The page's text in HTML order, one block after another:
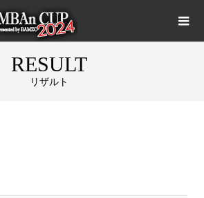
RESULT
リザルト